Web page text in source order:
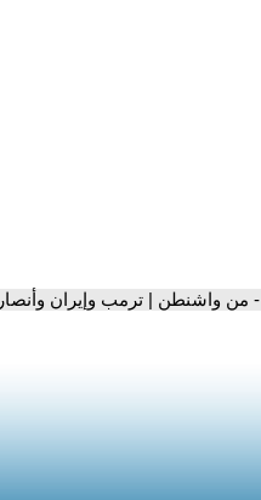
- من واشنطن | ترمب وإيران